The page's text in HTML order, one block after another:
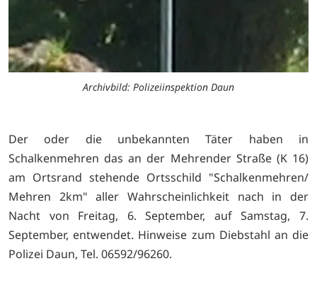
Archivbild: Polizeiinspektion Daun
Der oder die unbekannten Täter haben in
Schalkenmehren das an der Mehrender Straße (K 16)
am Ortsrand stehende Ortsschild "Schalkenmehren/
Mehren 2km" aller Wahrscheinlichkeit nach in der
Nacht von Freitag, 6. September, auf Samstag, 7.
September, entwendet. Hinweise zum Diebstahl an die
Polizei Daun, Tel. 06592/96260.